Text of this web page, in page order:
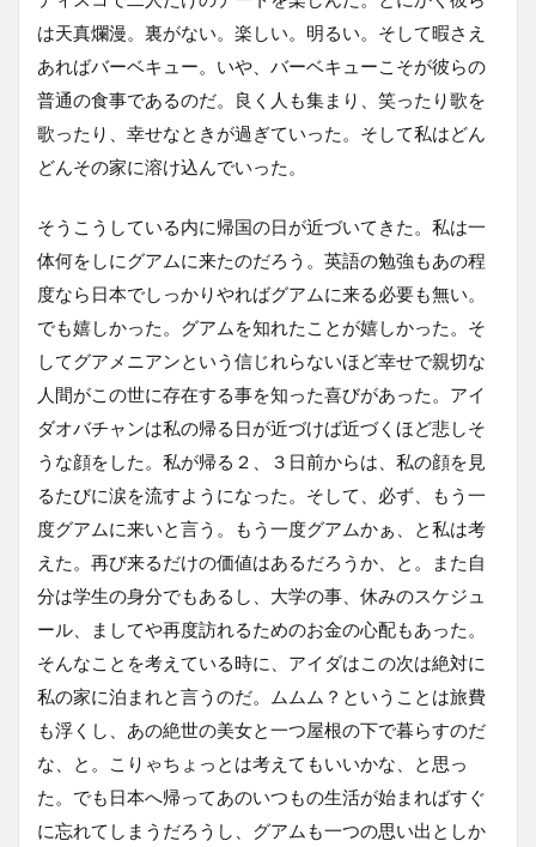
は天真爛漫。裏がない。楽しい。明るい。そして暇さえ
あればバーベキュー。いや、バーベキューこそが彼らの
普通の食事であるのだ。良く人も集まり、笑ったり歌を
歌ったり、幸せなときが過ぎていった。そして私はどん
どんその家に溶け込んでいった。
そうこうしている内に帰国の日が近づいてきた。私は一
体何をしにグアムに来たのだろう。英語の勉強もあの程
度なら日本でしっかりやればグアムに来る必要も無い。
でも嬉しかった。グアムを知れたことが嬉しかった。そ
してグアメニアンという信じれらないほど幸せで親切な
人間がこの世に存在する事を知った喜びがあった。アイ
ダオバチャンは私の帰る日が近づけば近づくほど悲しそ
うな顔をした。私が帰る２、３日前からは、私の顔を見
るたびに涙を流すようになった。そして、必ず、もう一
度グアムに来いと言う。もう一度グアムかぁ、と私は考
えた。再び来るだけの価値はあるだろうか、と。また自
分は学生の身分でもあるし、大学の事、休みのスケジュ
ール、ましてや再度訪れるためのお金の心配もあった。
そんなことを考えている時に、アイダはこの次は絶対に
私の家に泊まれと言うのだ。ムムム？ということは旅費
も浮くし、あの絶世の美女と一つ屋根の下で暮らすのだ
な、と。こりゃちょっとは考えてもいいかな、と思っ
た。でも日本へ帰ってあのいつもの生活が始まればすぐ
に忘れてしまうだろうし、グアムも一つの思い出としか